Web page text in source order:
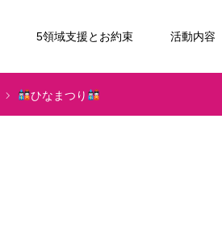
5領域支援とお約束 活動内容
ひなまつり